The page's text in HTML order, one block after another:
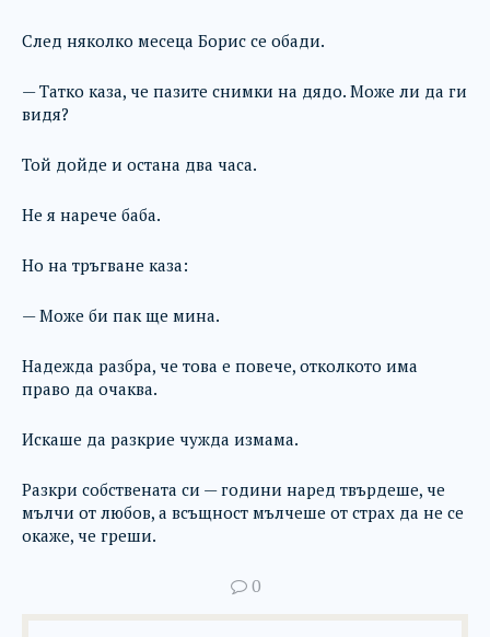
След няколко месеца Борис се обади.
— Татко каза, че пазите снимки на дядо. Може ли да ги
видя?
Той дойде и остана два часа.
Не я нарече баба.
Но на тръгване каза:
— Може би пак ще мина.
Надежда разбра, че това е повече, отколкото има
право да очаква.
Искаше да разкрие чужда измама.
Разкри собствената си — години наред твърдеше, че
мълчи от любов, а всъщност мълчеше от страх да не се
окаже, че греши.
0